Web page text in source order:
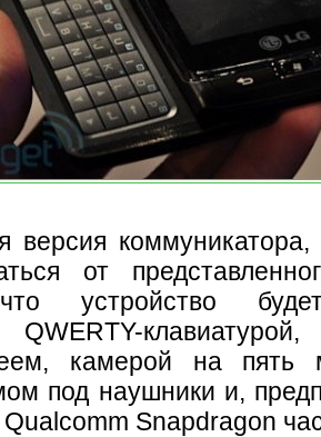
версия коммуникатора,
от
устройство
камерой на пять
под наушники и,
Snapdragon